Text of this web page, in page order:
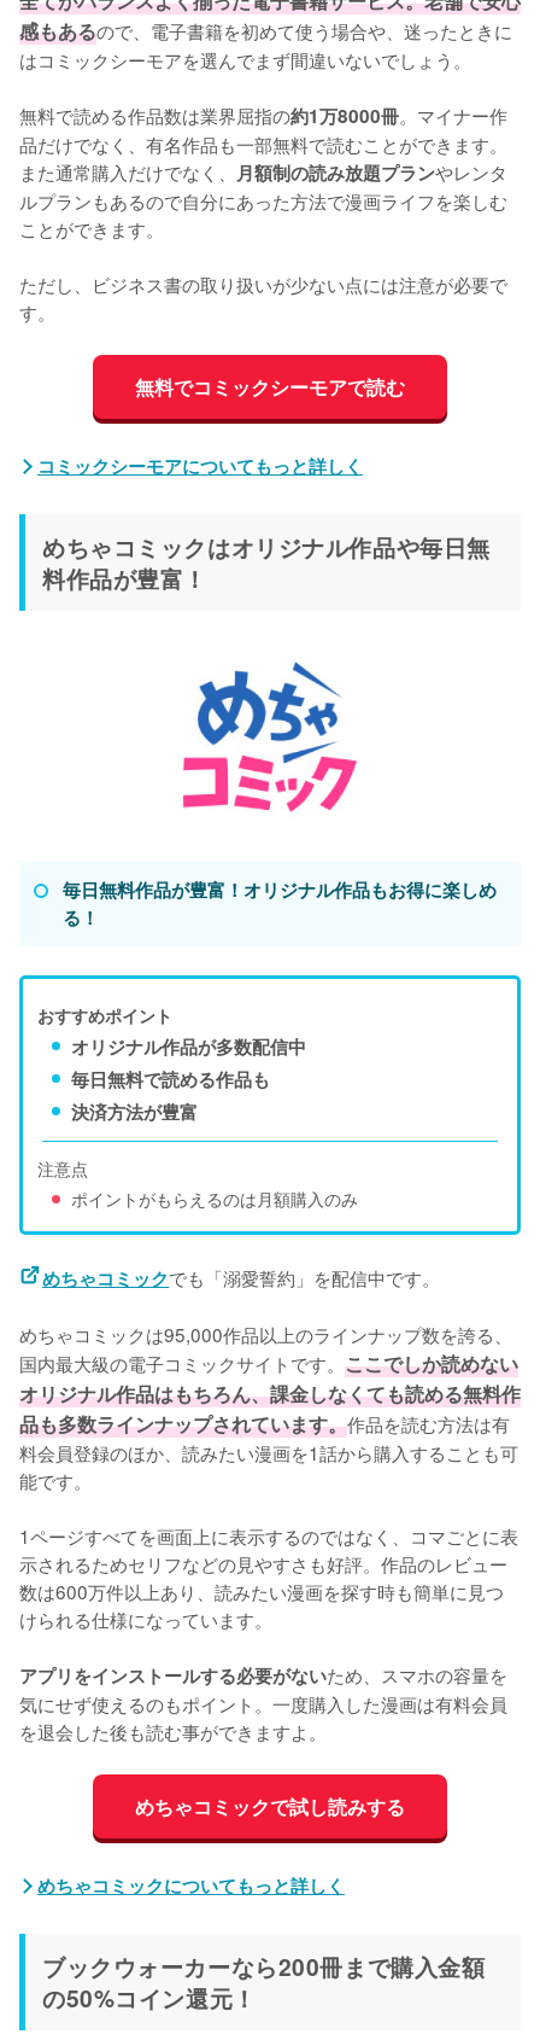
感もあるので、電子書籍を初めて使う場合や、迷ったときに
はコミックシーモアを選んでまず間違いないでしょう。
無料で読める作品数は業界屈指の約1万8000冊。マイナー作
品だけでなく、有名作品も一部無料で読むことができます。
また通常購入だけでなく、 月額制の読み放題プランやレンタ
ルプランもあるので自分にあった方法で漫画ライフを楽しむ
ことができます。
ただし、ビジネス書の取り扱いが少ない点には注意が必要で
す。
無料でコミックシーモアで読む
コミックシーモアについてもっと詳しく
めちゃコミックはオリジナル作品や毎日無
料作品が豊富！
毎日無料作品が豊富！オリジナル作品もお得に楽しめ
る！
おすすめポイント
オリジナル作品が多数配信中
毎日無料で読める作品も
決済方法が豊富
注意点
ポイントがもらえるのは月額購入のみ
めちゃコミックでも「溺愛誓約」を配信中です。
めちゃコミックは95,000作品以上のラインナップ数を誇る、
国内最大級の電子コミックサイトです。 ここでしか読めない
オリジナル作品はもちろん、課金しなくても読める無料作
品も多数ラインナップされています。作品を読む方法は有
料会員登録のほか、読みたい漫画を1話から購入することも可
能です。
1ページすべてを画面上に表示するのではなく、コマごとに表
示されるためセリフなどの見やすさも好評。作品のレビュー
数は600万件以上あり、読みたい漫画を探す時も簡単に見つ
けられる仕様になっています。
アプリをインストールする必要がないため、スマホの容量を
気にせず使えるのもポイント。一度購入した漫画は有料会員
を退会した後も読む事ができますよ。
めちゃコミックで試し読みする
めちゃコミックについてもっと詳しく
ブックウォーカーなら200冊まで購入金額
の50%コイン還元！